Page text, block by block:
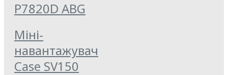
P7820D ABG
Міні-
навантажувач
Case SV150